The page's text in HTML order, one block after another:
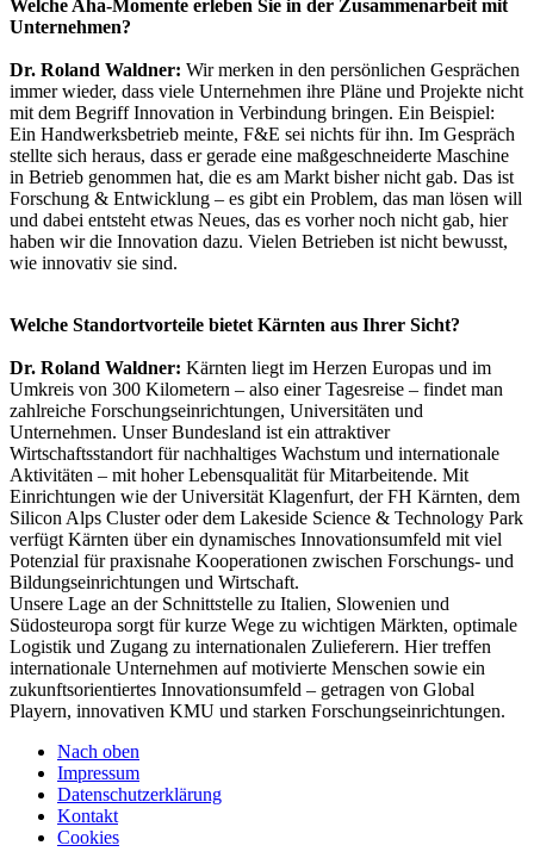
Welche Aha-Momente erleben Sie in der Zusammenarbeit mit
Unternehmen?
Dr. Roland Waldner: Wir merken in den persönlichen Gesprächen
immer wieder, dass viele Unternehmen ihre Pläne und Projekte nicht
mit dem Begriff Innovation in Verbindung bringen. Ein Beispiel:
Ein Handwerksbetrieb meinte, F&E sei nichts für ihn. Im Gespräch
stellte sich heraus, dass er gerade eine maßgeschneiderte Maschine
in Betrieb genommen hat, die es am Markt bisher nicht gab. Das ist
Forschung & Entwicklung – es gibt ein Problem, das man lösen will
und dabei entsteht etwas Neues, das es vorher noch nicht gab, hier
haben wir die Innovation dazu. Vielen Betrieben ist nicht bewusst,
wie innovativ sie sind.
Welche Standortvorteile bietet Kärnten aus Ihrer Sicht?
Dr. Roland Waldner: Kärnten liegt im Herzen Europas und im
Umkreis von 300 Kilometern – also einer Tagesreise – findet man
zahlreiche Forschungseinrichtungen, Universitäten und
Unternehmen. Unser Bundesland ist ein attraktiver
Wirtschaftsstandort für nachhaltiges Wachstum und internationale
Aktivitäten – mit hoher Lebensqualität für Mitarbeitende. Mit
Einrichtungen wie der Universität Klagenfurt, der FH Kärnten, dem
Silicon Alps Cluster oder dem Lakeside Science & Technology Park
verfügt Kärnten über ein dynamisches Innovationsumfeld mit viel
Potenzial für praxisnahe Kooperationen zwischen Forschungs- und
Bildungseinrichtungen und Wirtschaft.
Unsere Lage an der Schnittstelle zu Italien, Slowenien und
Südosteuropa sorgt für kurze Wege zu wichtigen Märkten, optimale
Logistik und Zugang zu internationalen Zulieferern. Hier treffen
internationale Unternehmen auf motivierte Menschen sowie ein
zukunftsorientiertes Innovationsumfeld – getragen von Global
Playern, innovativen KMU und starken Forschungseinrichtungen.
Nach oben
Impressum
Datenschutzerklärung
Kontakt
Cookies